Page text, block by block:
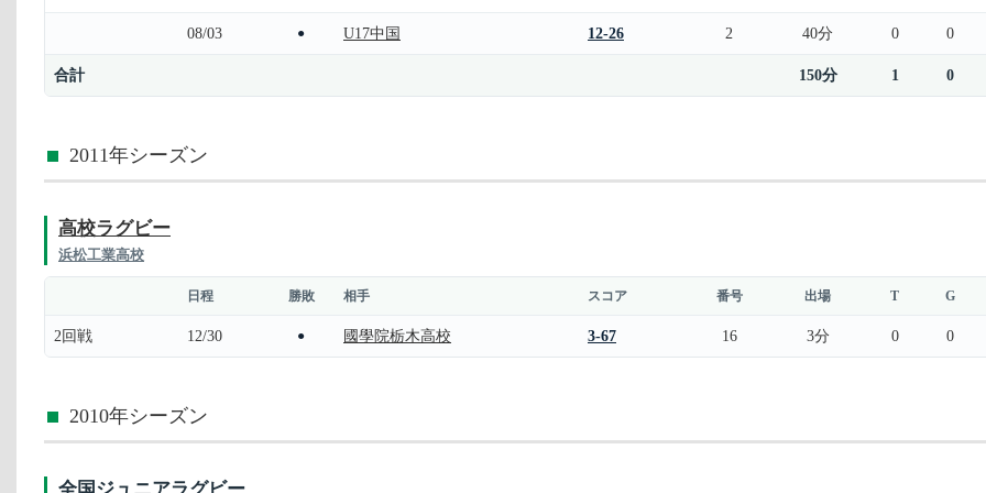
08/03 ● U17中国 12-26 2 40分 0 0
合計 150分 1 0
2011年シーズン
高校ラグビー
浜松工業高校
日程 勝敗 相手 スコア 番号 出場 T G
2回戦 12/30 ● 國學院栃木高校 3-67 16 3分 0 0
2010年シーズン
全国ジュニアラグビー